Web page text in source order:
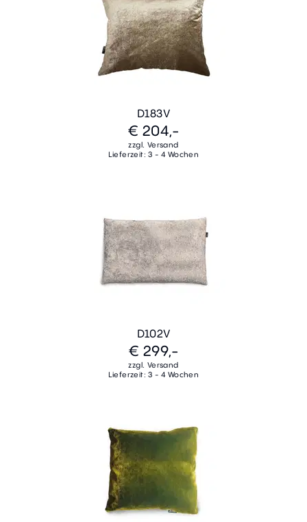
D183V
€ 204,-
zzgl. Versand
Lieferzeit: 3 - 4 Wochen
D102V
€ 299,-
zzgl. Versand
Lieferzeit: 3 - 4 Wochen